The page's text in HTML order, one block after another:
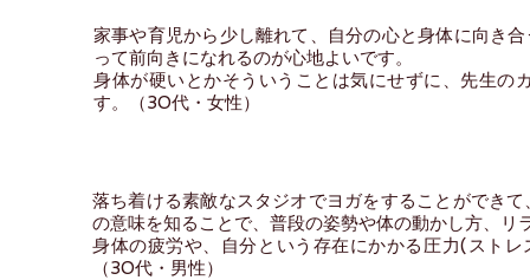
家事や育児から少し離れて、自分の心と身体に向き
って前向きになれるのが心地よいです。
身体が硬いとかそういうことは気にせずに、先生の
す。​（30代・女性）
落ち着ける素敵なスタジオでヨガをすることができ
の意味を知ることで、普段の姿勢や体の動かし方、リ
身体の疲労や、自分という存在にかかる圧力(スト
（30代・男性）